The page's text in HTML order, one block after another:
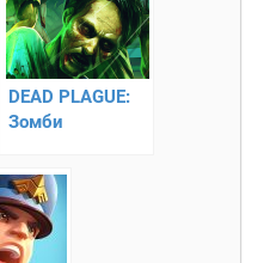
DEAD PLAGUE:
Зомби